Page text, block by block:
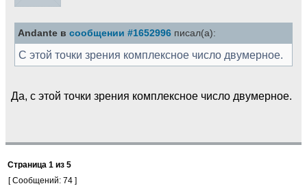
Andante в сообщении #1652996 писал(а):
С этой точки зрения комплексное число двумерное.
Да, с этой точки зрения комплексное число двумерное.
Страница 1 из 5
[ Сообщений: 74 ]